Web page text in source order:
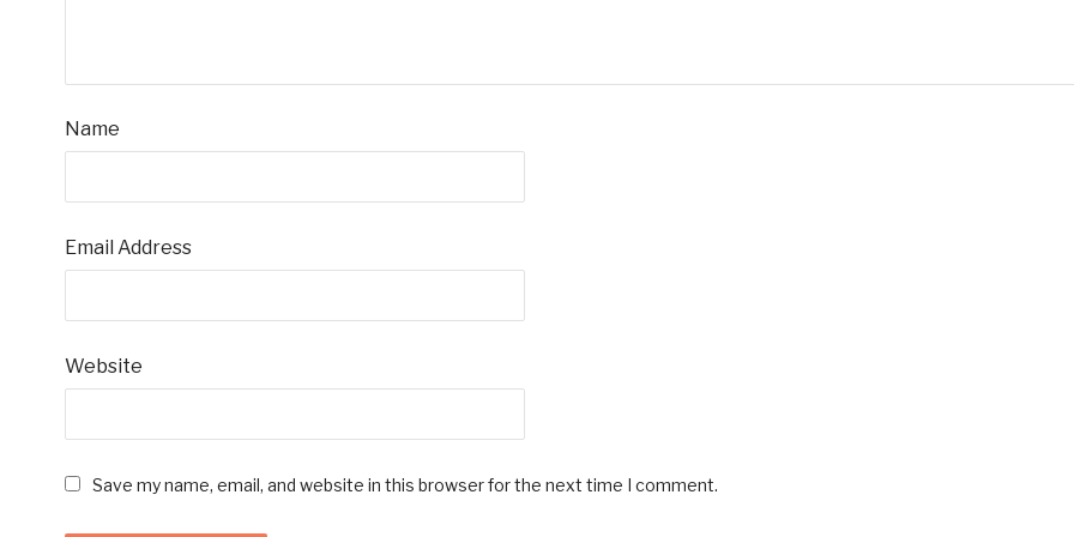
Name
Email Address
Website
Save my name, email, and website in this browser for the next time I comment.